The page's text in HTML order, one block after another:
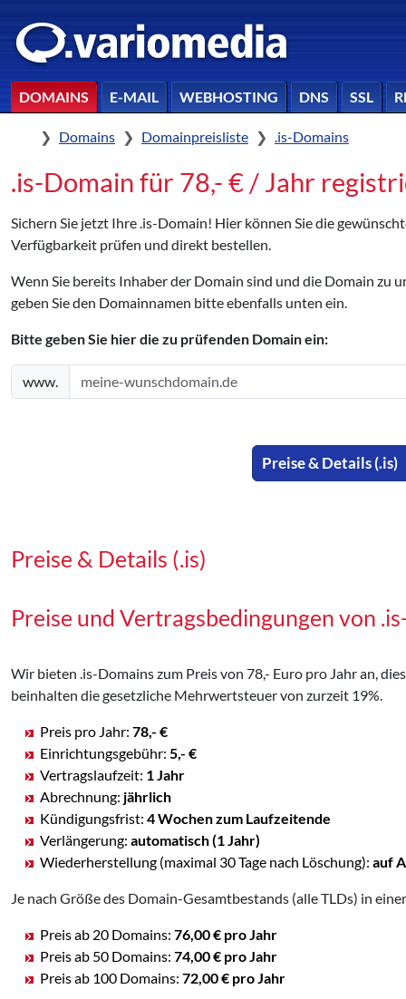
DOMAINS E-MAIL WEBHOSTING DNS SSL
HomeDomains Domainpreisliste .is-Domains
.is-Domain für 78,- € / Jahr
Sichern Sie jetzt Ihre .is-Domain! Hier können Sie die
Verfügbarkeit prüfen und direkt bestellen.
Wenn Sie bereits Inhaber der Domain sind und die Domain zu
geben Sie den Domainnamen bitte ebenfalls unten ein.
Bitte geben Sie hier die zu prüfenden Domain ein:
www.
Preise & Details (.is)
Preise & Details (.is)
Preise und Vertragsbedingungen von
Wir bieten .is-Domains zum Preis von 78,- Euro pro Jahr an,
beinhalten die gesetzliche Mehrwertsteuer von zurzeit 19%.
Preis pro Jahr: 78,- €
Einrichtungsgebühr: 5,- €
Vertragslaufzeit: 1 Jahr
Abrechnung: jährlich
Kündigungsfrist: 4 Wochen zum Laufzeitende
Verlängerung: automatisch (1 Jahr)
Wiederherstellung (maximal 30 Tage nach Löschung): auf
Je nach Größe des Domain-Gesamtbestands (alle TLDs) in
Preis ab 20 Domains: 76,00 € pro Jahr
Preis ab 50 Domains: 74,00 € pro Jahr
Preis ab 100 Domains: 72,00 € pro Jahr